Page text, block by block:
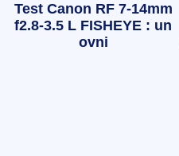
Test Canon RF 7-14mm
f2.8-3.5 L FISHEYE : un
ovni